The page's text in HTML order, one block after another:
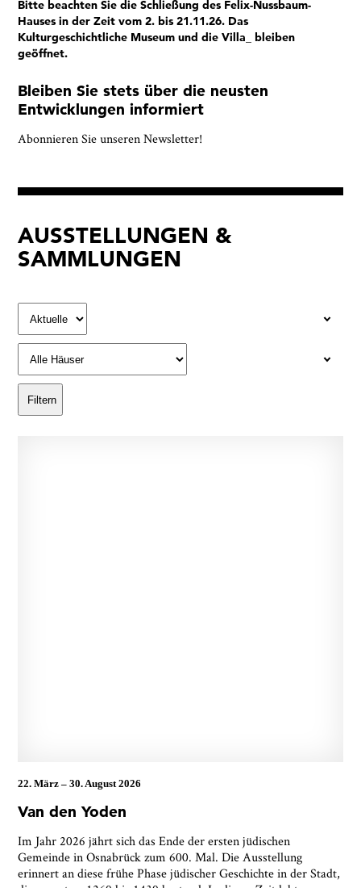
Bitte beachten Sie die Schließung des Felix-Nussbaum-
Hauses in der Zeit vom 2. bis 21.11.26. Das
Kulturgeschichtliche Museum und die Villa_ bleiben
geöffnet.
Bleiben Sie stets über die neusten
Entwicklungen informiert
Abonnieren Sie unseren Newsletter!
AUSSTELLUNGEN &
SAMMLUNGEN
22. März –30. August 2026
Van den Yoden
Im Jahr 2026 jährt sich das Ende der ersten jüdischen
Gemeinde in Osnabrück zum 600. Mal. Die Ausstellung
erinnert an diese frühe Phase jüdischer Geschichte in der Stadt,
Ja, ich bin damit einverstanden, dass das
Museumsquartier Osnabrück die oben
angegebenen Informationen speichert, um mir den
Newsletter zusenden zu können. Ich kann diese
Zustimmung jederzeit widerrufen und die